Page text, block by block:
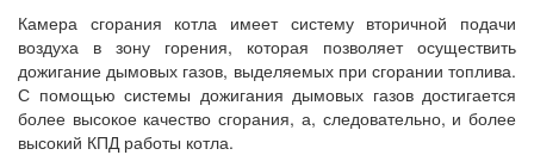
Камера сгорания котла имеет систему вторичной подачи
воздуха в зону горения, которая позволяет осуществить
дожигание дымовых газов, выделяемых при сгорании топлива.
С помощью системы дожигания дымовых газов достигается
более высокое качество сгорания, а, следовательно, и более
высокий КПД работы котла.